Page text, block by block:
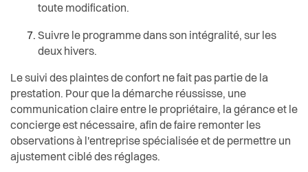
toute modification.
Suivre le programme dans son intégralité, sur les
deux hivers.
Le suivi des plaintes de confort ne fait pas partie de la
prestation. Pour que la démarche réussisse, une
communication claire entre le propriétaire, la gérance et le
concierge est nécessaire, afin de faire remonter les
observations à l'entreprise spécialisée et de permettre un
ajustement ciblé des réglages.